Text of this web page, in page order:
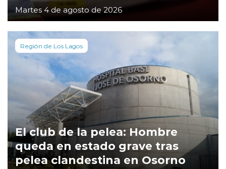
Martes 4 de agosto de 2026
Región de Los Lagos
El club de la pelea: Hombre
queda en estado grave tras
pelea clandestina en Osorno